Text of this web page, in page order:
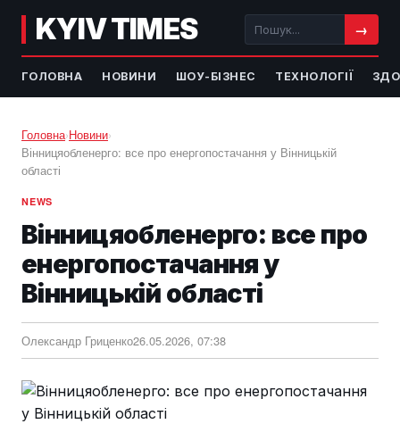
KYIV TIMES →
ГОЛОВНА НОВИНИ ШОУ-БІЗНЕС ТЕХНОЛОГІЇ
Головна›Новини›
Вінницяобленерго: все про енергопостачання у Вінницькій
області
NEWS
Вінницяобленерго: все про
енергопостачання у
Вінницькій області
Олександр Гриценко26.05.2026, 07:38